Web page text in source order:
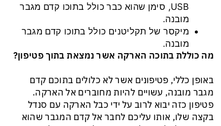
USB, סימן שהוא כבר כולל בתוכו קדם מגבר
מובנה.
מיקסר של תקליטנים כולל בתוכו קדם מגבר
מובנה.
מה כוללת בתוכה הארקה אשר נמצאת בתוך פטיפון?
באופן כללי, פטיפונים אשר לא כלולים בתוכם קדם
מגבר מובנה, עשויים להיות מחוברים אל הארקה.
פטיפון כזה יבוא לרוב על ידי כבל הארקה עם סנדל
בקצה שלו, אותו עליכם לחבר אל קדם המגבר שהוא